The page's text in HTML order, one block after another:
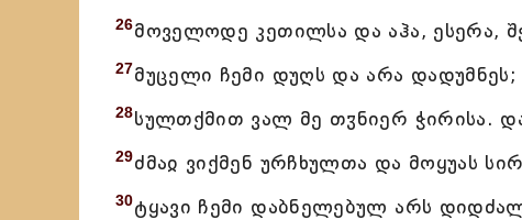
26მოველოდე კეთილსა და აჰა, ესერა,
27მუცელი ჩემი დუღს და არა დადუმნეს;
28სულთქმით ვალ მე თჳნიერ ჭირისა.
29ძმაჲ ვიქმენ ურჩხულთა და მოყუას
30ტყავი ჩემი დაბნელებულ არს